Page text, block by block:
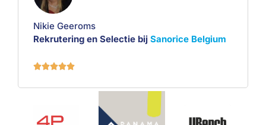
Nikie Geeroms
Rekrutering en Selectie bij Sanorice Belgium
